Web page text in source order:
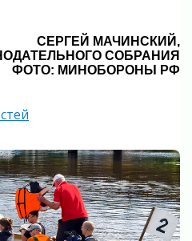
СЕРГЕЙ МАЧИНСКИЙ,
СОБРАНИЯ
ФОТО: МИНОБОРОНЫ РФ